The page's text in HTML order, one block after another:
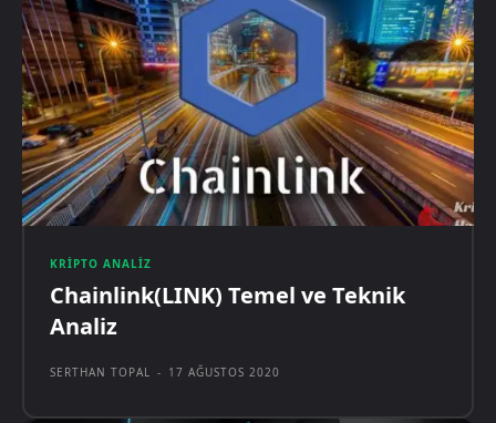
KRIPTO ANALIZ
Chainlink(LINK) Temel ve Teknik
Analiz
SERTHAN TOPAL - 17 AĞUSTOS 2020